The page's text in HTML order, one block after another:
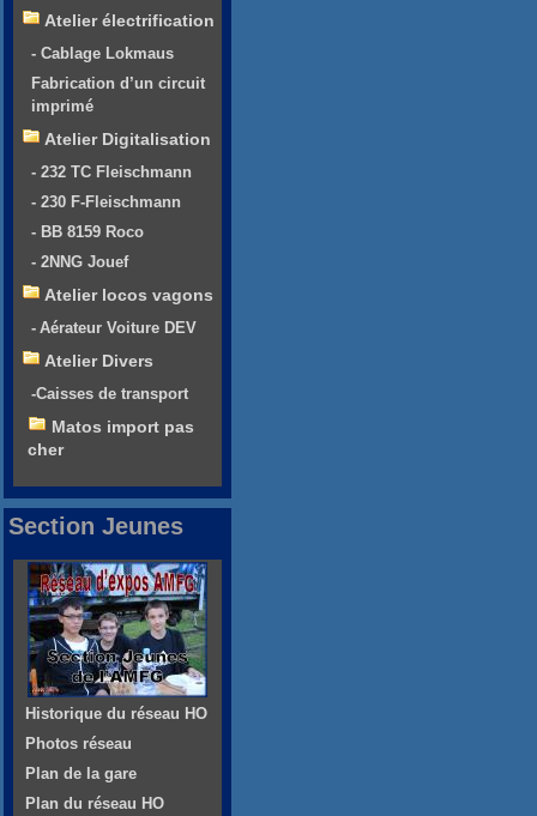
Atelier électrification
- Cablage Lokmaus
Fabrication d’un circuit
imprimé
Atelier Digitalisation
- 232 TC Fleischmann
- 230 F-Fleischmann
- BB 8159 Roco
- 2NNG Jouef
Atelier locos vagons
- Aérateur Voiture DEV
Atelier Divers
-Caisses de transport
Matos import pas
cher
Section Jeunes
Historique du réseau HO
Photos réseau
Plan de la gare
Plan du réseau HO